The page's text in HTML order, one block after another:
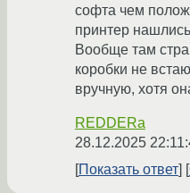
софта чем
принтер
Вообще там
коробки не
вручную, хотя
REDDERa
28.12.2025
Показать ответ